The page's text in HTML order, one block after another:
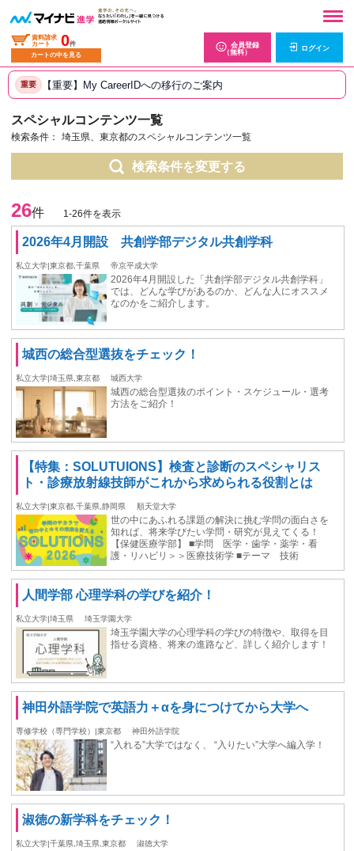
資料請求
カート
0件
カートの中を見る
会員登録
（無料）
ログイン
重要 【重要】My CareerIDへの移行のご案内
スペシャルコンテンツ一覧
検索条件： 埼玉県、東京都のスペシャルコンテンツ一覧
検索条件を変更する
26件 1-26件を表示
2026年4月開設 共創学部デジタル共創学科
私立大学|東京都,千葉県 帝京平成大学
2026年4月開設した「共創学部デジタル共創学科」
では、どんな学びがあるのか、どんな人にオススメ
なのかをご紹介します。
城西の総合型選抜をチェック！
私立大学|埼玉県,東京都 城西大学
城西の総合型選抜のポイント・スケジュール・選考
方法をご紹介！
【特集：SOLUTUIONS】検査と診断のスペシャリス
ト・診療放射線技師がこれから求められる役割とは
私立大学|東京都,千葉県,静岡県 順天堂大学
世の中にあふれる課題の解決に挑む学問の面白さを
知れば、将来学びたい学問・研究が見えてくる！
【保健医療学部】 ■学問 医学・歯学・薬学・看
護・リハビリ＞＞医療技術学 ■テーマ 技術
人間学部 心理学科の学びを紹介！
私立大学|埼玉県 埼玉学園大学
埼玉学園大学の心理学科の学びの特徴や、取得を目
指せる資格、将来の進路など、詳しく紹介します！
神田外語学院で英語力＋αを身につけてから大学へ
専修学校（専門学校）|東京都 神田外語学院
“入れる”大学ではなく、 “入りたい”大学へ編入学！
淑徳の新学科をチェック！
私立大学|千葉県,埼玉県,東京都 淑徳大学